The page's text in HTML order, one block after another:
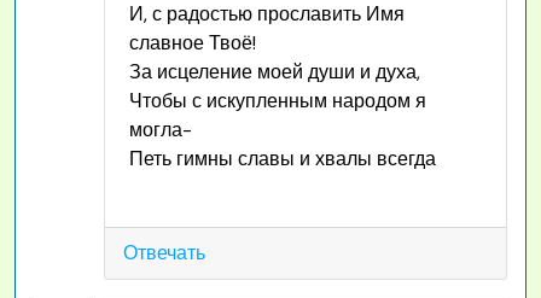
И, с радостью прославить Имя
славное Твоё!
За исцеление моей души и духа,
Чтобы с искупленным народом я
могла-
Петь гимны славы и хвалы всегда
Отвечать